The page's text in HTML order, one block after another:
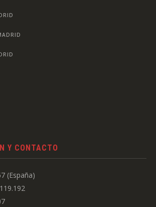
Y CONTACTO
(España)